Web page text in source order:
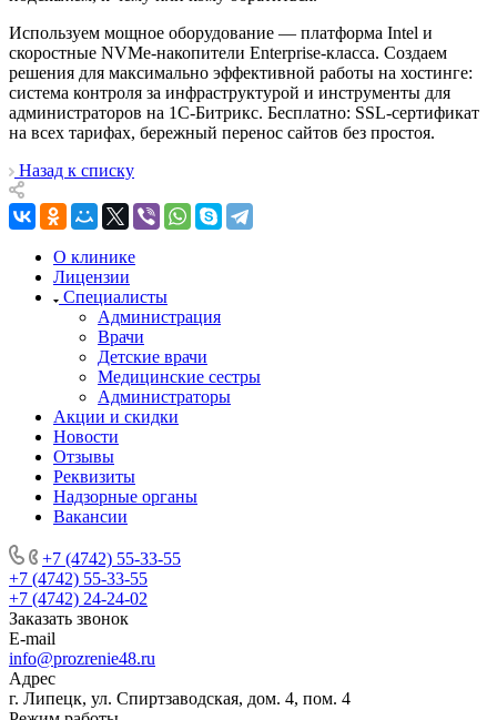
Используем мощное оборудование — платформа Intel и
скоростные NVMe-накопители Enterprise-класса. Создаем
решения для максимально эффективной работы на хостинге:
система контроля за инфраструктурой и инструменты для
администраторов на 1С-Битрикс. Бесплатно: SSL-сертификат
на всех тарифах, бережный перенос сайтов без простоя.
Назад к списку
О клинике
Лицензии
Специалисты
Администрация
Врачи
Детские врачи
Медицинские сестры
Администраторы
Акции и скидки
Новости
Отзывы
Реквизиты
Надзорные органы
Вакансии
+7 (4742) 55-33-55
+7 (4742) 55-33-55
+7 (4742) 24-24-02
Заказать звонок
E-mail
info@prozrenie48.ru
Адрес
г. Липецк, ул. Спиртзаводская, дом. 4, пом. 4